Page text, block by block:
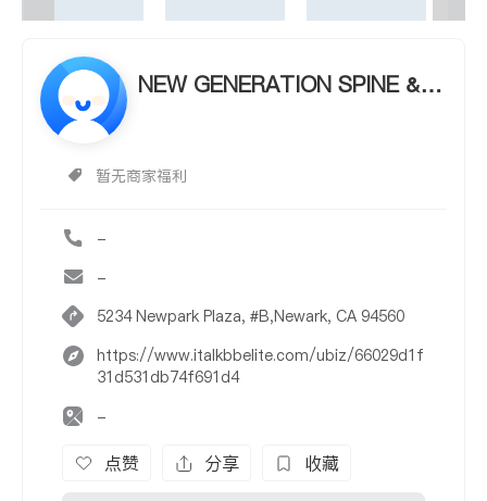
NEW GENERATION SPINE & S
暂无商家福利
-
-
5234 Newpark Plaza, #B,Newark, CA 94560
https://www.italkbbelite.com/ubiz/66029d1f
31d531db74f691d4
-
点赞 分享 收藏